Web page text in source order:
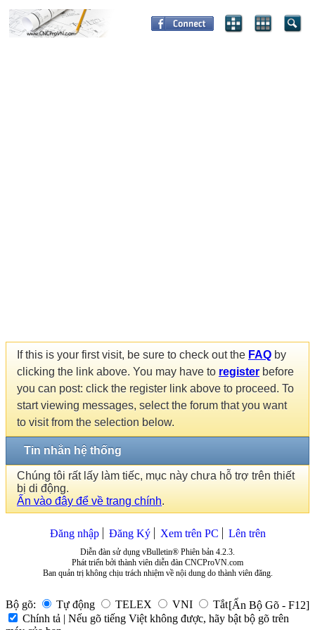
If this is your first visit, be sure to check out the FAQ by
clicking the link above. You may have to register before
you can post: click the register link above to proceed. To
start viewing messages, select the forum that you want
to visit from the selection below.
Tin nhắn hệ thống
Chúng tôi rất lấy làm tiếc, mục này chưa hỗ trợ trên thiết
bị di động.
Ấn vào đây để về trang chính.
Đăng nhập Đăng Ký Xem trên PC Lên trên
Diễn đàn sử dụng vBulletin® Phiên bản 4.2.3.
Phát triển bởi thành viên diễn đàn CNCProVN.com
Ban quản trị không chịu trách nhiệm về nội dung do thành viên đăng.
Bộ gõ: Tự động TELEX VNI Tắt[Ẩn Bộ Gõ - F12]
Chính tả | Nếu gõ tiếng Việt không được, hãy bật bộ gõ trên